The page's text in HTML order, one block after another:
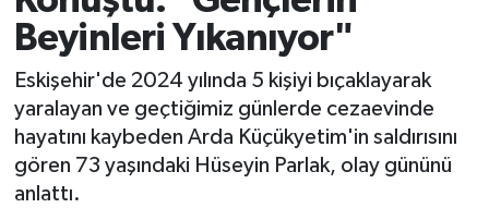
Beyinleri Yıkanıyor"
Eskişehir'de 2024 yılında 5 kişiyi bıçaklayarak
yaralayan ve geçtiğimiz günlerde cezaevinde
hayatını kaybeden Arda Küçükyetim'in saldırısını
gören 73 yaşındaki Hüseyin Parlak, olay gününü
anlattı.
Son Dakika Haberleri
Haber Arşivi